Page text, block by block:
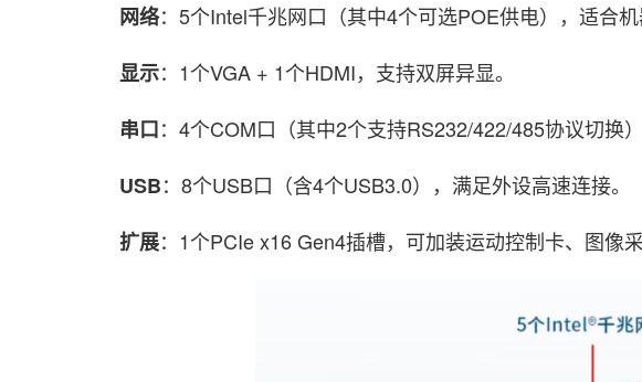
网络：5个Intel千兆网口（其中4个可选POE供电），适合
显示：1个VGA + 1个HDMI，支持双屏异显。
串口：4个COM口（其中2个支持RS232/422/485协议切换
USB：8个USB口（含4个USB3.0），满足外设高速连接。
扩展：1个PCIe x16 Gen4插槽，可加装运动控制卡、图像